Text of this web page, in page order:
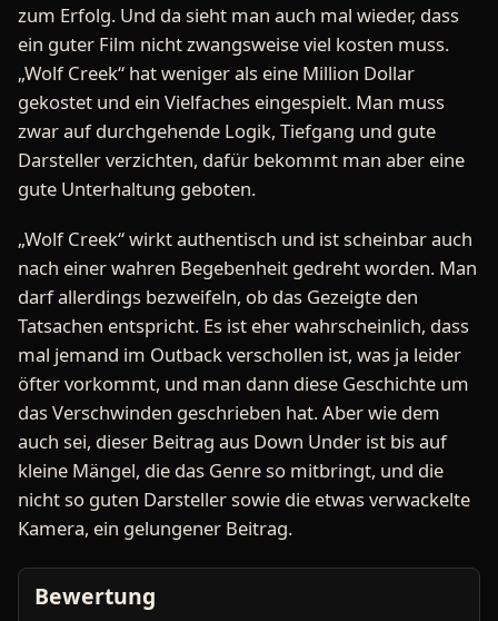
zum Erfolg. Und da sieht man auch mal wieder, dass
ein guter Film nicht zwangsweise viel kosten muss.
„Wolf Creek“ hat weniger als eine Million Dollar
gekostet und ein Vielfaches eingespielt. Man muss
zwar auf durchgehende Logik, Tiefgang und gute
Darsteller verzichten, dafür bekommt man aber eine
gute Unterhaltung geboten.
„Wolf Creek“ wirkt authentisch und ist scheinbar auch
nach einer wahren Begebenheit gedreht worden. Man
darf allerdings bezweifeln, ob das Gezeigte den
Tatsachen entspricht. Es ist eher wahrscheinlich, dass
mal jemand im Outback verschollen ist, was ja leider
öfter vorkommt, und man dann diese Geschichte um
das Verschwinden geschrieben hat. Aber wie dem
auch sei, dieser Beitrag aus Down Under ist bis auf
kleine Mängel, die das Genre so mitbringt, und die
nicht so guten Darsteller sowie die etwas verwackelte
Kamera, ein gelungener Beitrag.
Bewertung